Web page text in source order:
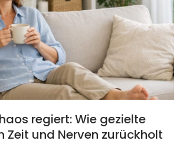
regiert: Wie gezielte
Zeit und Nerven zurückholt